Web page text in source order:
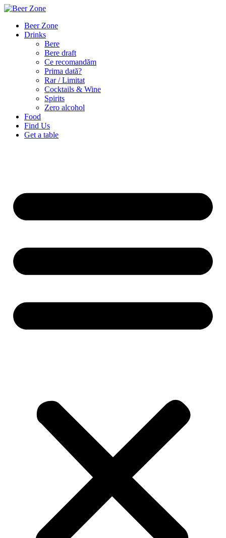
Beer Zone
Drinks
Bere
Bere draft
Ce recomandăm
Prima dată?
Rar / Limitat
Cocktails & Wine
Spirits
Zero alcohol
Food
Find Us
Get a table